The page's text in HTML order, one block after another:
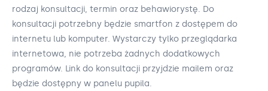
rodzaj konsultacji, termin oraz behawiorystę. Do
konsultacji potrzebny będzie smartfon z dostępem do
internetu lub komputer. Wystarczy tylko przeglądarka
internetowa, nie potrzeba żadnych dodatkowych
programów. Link do konsultacji przyjdzie mailem oraz
będzie dostępny w panelu pupila.